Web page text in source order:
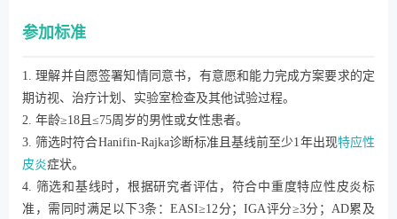
参加标准
1. 理解并自愿签署知情同意书，有意愿和能力完成方案要求的定
期访视、治疗计划、实验室检查及其他试验过程。
2. 年龄≥18且≤75周岁的男性或女性患者。
3. 筛选时符合Hanifin-Rajka诊断标准且基线前至少1年出现特应性
皮炎症状。
4. 筛选和基线时，根据研究者评估，符合中重度特应性皮炎标
准，需同时满足以下3条：EASI≥12分；IGA评分≥3分；AD累及